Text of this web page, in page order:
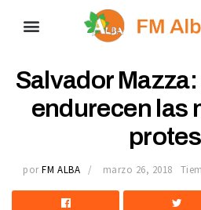
Salvador
endurecen las
por FM ALBA marzo 26, 2018